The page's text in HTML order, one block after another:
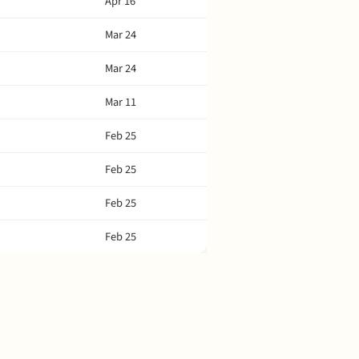
Mar 24
Mar 24
Mar 11
Feb 25
Feb 25
Feb 25
Feb 25